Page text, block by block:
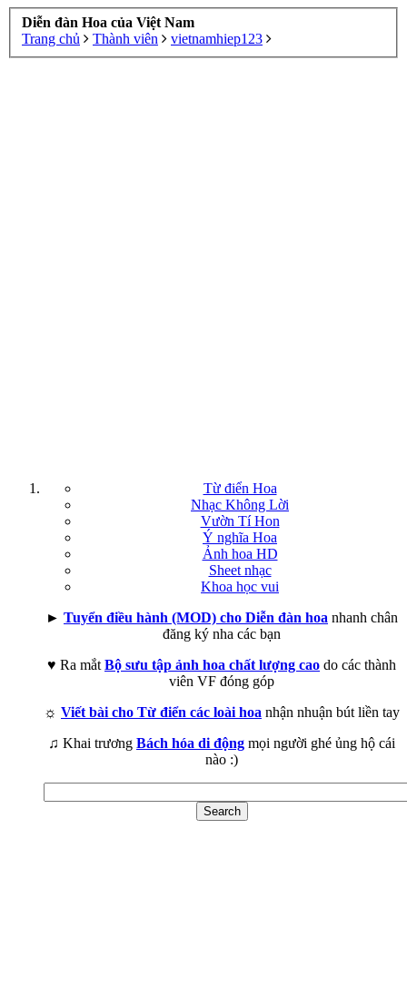
Diễn đàn Hoa của Việt Nam
Trang chủ
Thành viên vietnamhiep123
Từ điển Hoa
Nhạc Không Lời
Vườn Tí Hon
Ý nghĩa Hoa
Ảnh hoa HD
Sheet nhạc
Khoa học vui
► Tuyển điều hành (MOD) cho Diễn đàn hoa nhanh chân
đăng ký nha các bạn
♥ Ra mắt Bộ sưu tập ảnh hoa chất lượng cao do các thành
viên VF đóng góp
☼ Viết bài cho Từ điển các loài hoa nhận nhuận bút liền tay
♫ Khai trương Bách hóa di động mọi người ghé ủng hộ cái
nào :)